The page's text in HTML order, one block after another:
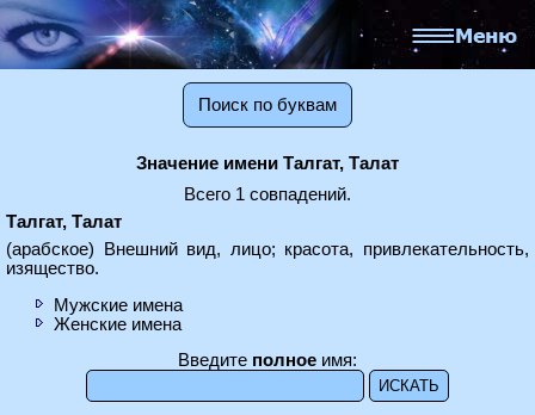
Поиск по буквам
Значение имени Талгат, Талат
Всего 1 совпадений.
Талгат, Талат
(арабское) Внешний вид, лицо; красота, привлекательность,
изящество.
Мужские имена
Женские имена
Введите полное имя: